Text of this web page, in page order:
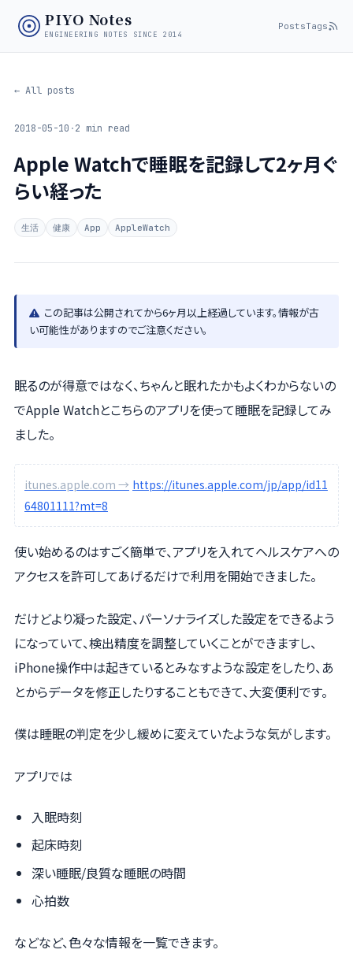
PIYO Notes
ENGINEERING NOTES SINCE 2014
PostsTags
← All posts
2018-05-10 ·2 min read
Apple Watchで睡眠を記録して2ヶ月ぐ
らい経った
生活 健康 App AppleWatch
この記事は公開されてから6ヶ月以上経過しています。情報が古
い可能性がありますのでご注意ください。
眠るのが得意ではなく、ちゃんと眠れたかもよくわからないの
でApple Watchとこちらのアプリを使って睡眠を記録してみ
ました。
itunes.apple.com → https://itunes.apple.com/jp/app/id11
64801111?mt=8
使い始めるのはすごく簡単で、アプリを入れてヘルスケアへの
アクセスを許可してあげるだけで利用を開始できました。
だけどより凝った設定、パーソナライズした設定をできるよう
になっていて、検出精度を調整していくことができますし、
iPhone操作中は起きているとみなすような設定をしたり、あ
とからデータを修正したりすることもできて、大変便利です。
僕は睡眠の判定を少し緩めに変えていたような気がします。
アプリでは
入眠時刻
起床時刻
深い睡眠/良質な睡眠の時間
心拍数
などなど、色々な情報を一覧できます。